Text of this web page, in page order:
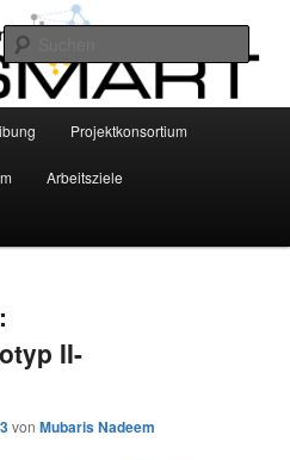
Grundlegung eines smarten KI-
für die Altenhilfe mittels
Projektkonsortium
Arbeitsziele
II-
vonMubaris Nadeem